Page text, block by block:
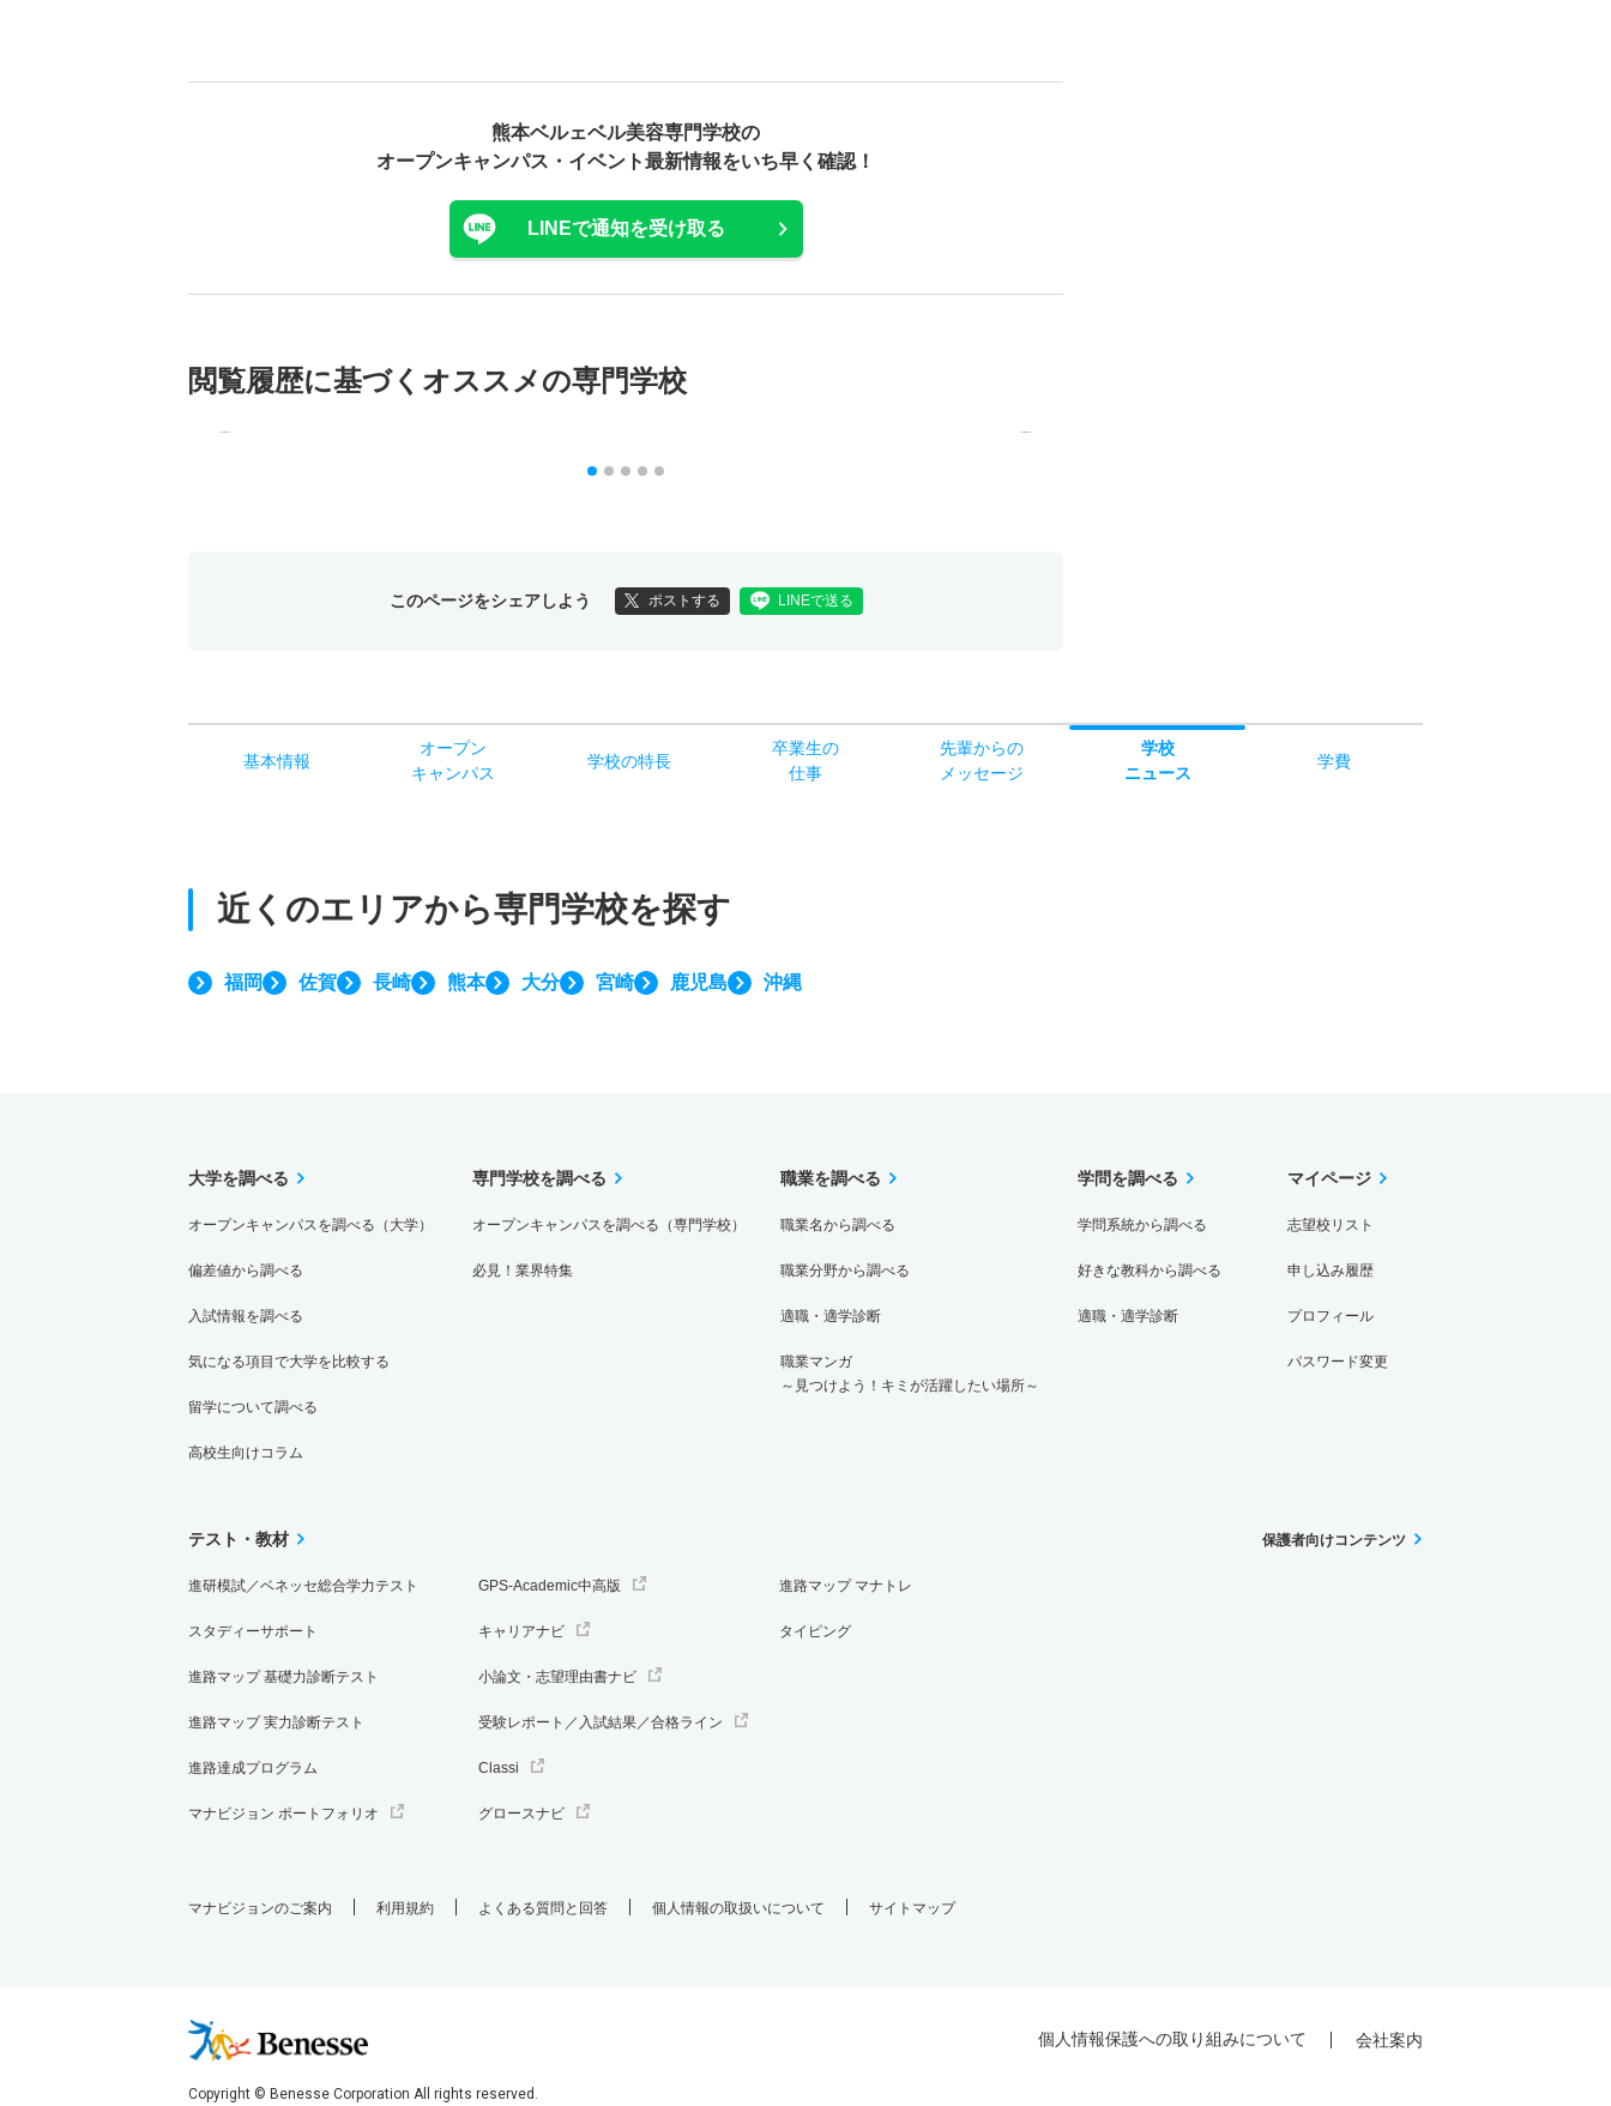
熊本ベルェベル美容専門学校の
オープンキャンパス・ イベント最新情報をいち早く確認！
LINEで通知を受け取る
閲覧履歴に基づく オススメの専門学校
このページをシェアしよう ポストする LINEで送る
基本情報
オープン
キャンパス
学校の特長
卒業生の
仕事
先輩からの
メッセージ
学校
ニュース
学費
近くのエリアから専門学校を探す
福岡 佐賀 長崎 熊本 大分 宮崎 鹿児島 沖縄
大学を調べる
オープンキャンパスを調べる（大学）
偏差値から調べる
入試情報を調べる
気になる項目で大学を比較する
留学について調べる
高校生向けコラム
専門学校を調べる
オープンキャンパスを調べる（専門学校）
必見！業界特集
職業を調べる
職業名から調べる
職業分野から調べる
適職・適学診断
職業マンガ
～見つけよう！キミが活躍したい場所～
学問を調べる
学問系統から調べる
好きな教科から調べる
適職・適学診断
マイページ
志望校リスト
申し込み履歴
プロフィール
パスワード変更
テスト・教材
進研模試／ベネッセ総合学力テスト
スタディーサポート
進路マップ 基礎力診断テスト
進路マップ 実力診断テスト
進路達成プログラム
マナビジョン ポートフォリオ
GPS-Academic中高版
キャリアナビ
小論文・志望理由書ナビ
受験レポート／入試結果／合格ライン
Classi
グロースナビ
進路マップ マナトレ
タイピング
保護者向けコンテンツ
マナビジョンのご案内 利用規約 よくある質問と回答 個人情報の取扱いについて サイトマップ
個人情報保護への取り組みについて 会社案内
Copyright © Benesse Corporation All rights reserved.